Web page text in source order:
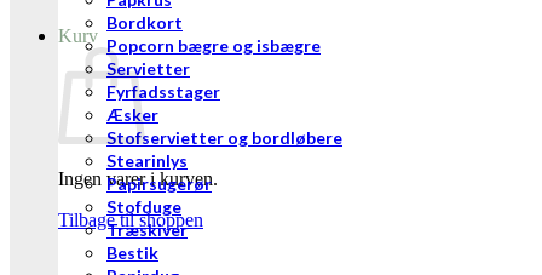
Kurv
Ingen varer i kurven.
Tilbage til shoppen
Bordkort
Popcorn bægre og isbægre
Servietter
Fyrfadsstager
Æsker
Stofservietter og bordløbere
Stearinlys
Papirsugerør
Stofduge
Træskiver
Bestik